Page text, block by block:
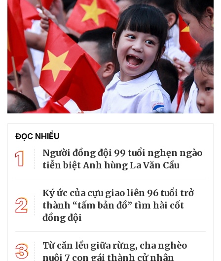
ĐỌC NHIỀU
1
Người đồng đội 99 tuổi nghẹn ngào
tiễn biệt Anh hùng La Văn Cầu
2
Ký ức của cựu giao liên 96 tuổi trở
thành “tấm bản đồ” tìm hài cốt
đồng đội
3
Từ căn lều giữa rừng, cha nghèo
nuôi 7 con gái thành cử nhân